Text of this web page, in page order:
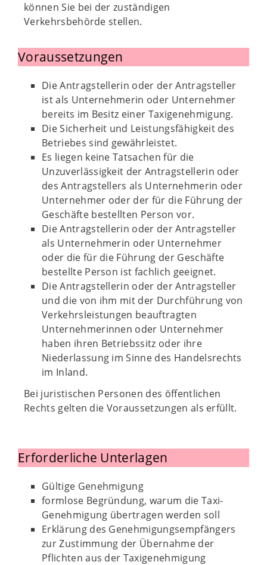
können Sie bei der zuständigen
Verkehrsbehörde stellen.
Voraussetzungen
Die Antragstellerin oder der Antragsteller
ist als Unternehmerin oder Unternehmer
bereits im Besitz einer Taxigenehmigung.
Die Sicherheit und Leistungsfähigkeit des
Betriebes sind gewährleistet.
Es liegen keine Tatsachen für die
Unzuverlässigkeit der Antragstellerin oder
des Antragstellers als Unternehmerin oder
Unternehmer oder der für die Führung der
Geschäfte bestellten Person vor.
Die Antragstellerin oder der Antragsteller
als Unternehmerin oder Unternehmer
oder die für die Führung der Geschäfte
bestellte Person ist fachlich geeignet.
Die Antragstellerin oder der Antragsteller
und die von ihm mit der Durchführung von
Verkehrsleistungen beauftragten
Unternehmerinnen oder Unternehmer
haben ihren Betriebssitz oder ihre
Niederlassung im Sinne des Handelsrechts
im Inland.
Bei juristischen Personen des öffentlichen
Rechts gelten die Voraussetzungen als erfüllt.
Erforderliche Unterlagen
Gültige Genehmigung
formlose Begründung, warum die Taxi-
Genehmigung übertragen werden soll
Erklärung des Genehmigungsempfängers
zur Zustimmung der Übernahme der
Pflichten aus der Taxigenehmigung